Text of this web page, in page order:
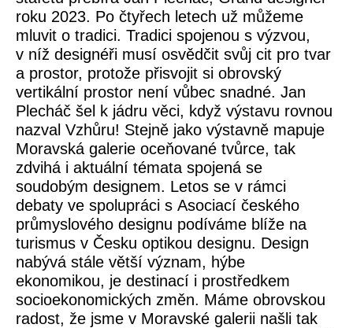
roku 2023. Po čtyřech letech už můžeme
mluvit o tradici. Tradici spojenou s výzvou,
v níž designéři musí osvědčit svůj cit pro tvar
a prostor, protože přisvojit si obrovský
vertikální prostor není vůbec snadné. Jan
Plecháč šel k jádru věci, když výstavu rovnou
nazval Vzhůru! Stejně jako výstavně mapuje
Moravská galerie oceňované tvůrce, tak
zdvihá i aktuální témata spojená se
soudobým designem. Letos se v rámci
debaty ve spolupráci s Asociací českého
průmyslového designu podíváme blíže na
turismus v Česku optikou designu. Design
nabývá stále větší význam, hýbe
ekonomikou, je destinací i prostředkem
socioekonomických změn. Máme obrovskou
radost, že jsme v Moravské galerii našli tak